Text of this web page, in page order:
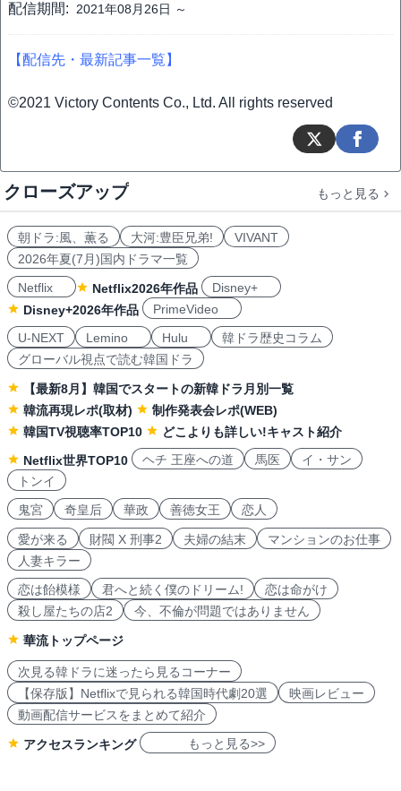
配信期間: 2021年08月26日 ～
【配信先・最新記事一覧】
©2021 Victory Contents Co., Ltd. All rights reserved
クローズアップ もっと見る
朝ドラ:風、薫る 大河:豊臣兄弟!
VIVANT
2026年夏(7月)国内ドラマ一覧
Netflix
Netflix2026年作品
Disney+
Disney+2026年作品
PrimeVideo
U-NEXT
Lemino Hulu
韓ドラ歴史コラム
グローバル視点で読む韓国ドラ
【最新8月】韓国でスタートの新韓ドラ月別一覧
韓流再現レポ(取材)
制作発表会レポ(WEB)
韓国TV視聴率TOP10
どこよりも詳しい!キャスト紹介
Netflix世界TOP10
ヘチ 王座への道 馬医
イ・サン
トンイ
鬼宮
奇皇后 華政 善徳女王 恋人
愛が来る 財閥 X 刑事2 夫婦の結末
マンションのお仕事
人妻キラー
恋は飴模様
君へと続く僕のドリーム!
恋は命がけ
殺し屋たちの店2
今、不倫が問題ではありません
華流トップページ
次見る韓ドラに迷ったら見るコーナー
【保存版】Netflixで見られる韓国時代劇20選
映画レビュー
動画配信サービスをまとめて紹介
アクセスランキング もっと見る>>